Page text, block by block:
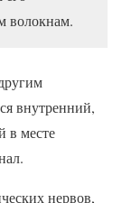
волокнам.
внутренний,
в месте
нервов,